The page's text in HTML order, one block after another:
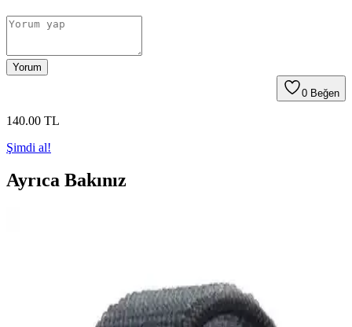
Yorum
0 Beğen
140.00 TL
Şimdi al!
Ayrıca Bakınız
karşılaştırma detaylarıyla ilgili kapsamlı bilgi. Güncel bilgiler
ışığında en uygun modeli seçmek için önemli detaylar içerir.